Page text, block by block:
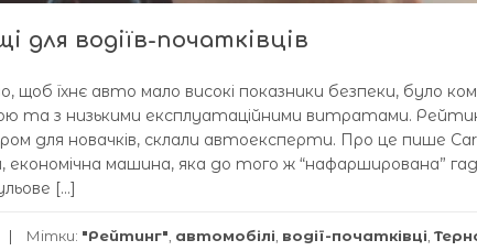
для водіїв-початківців
щоб їхнє авто мало високі показники безпеки, було
та з низькими експлуатаційними витратами.
для новачків, склали автоексперти. Про це пише
економічна машина, яка до того ж “нафарширована”
[…]
Мітки: "Рейтинг", автомобілі, водії-початківці,